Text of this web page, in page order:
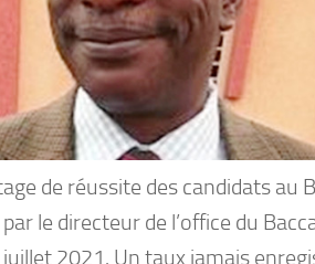
de réussite des candidats au
le directeur de l’office du
2021. Un taux jamais